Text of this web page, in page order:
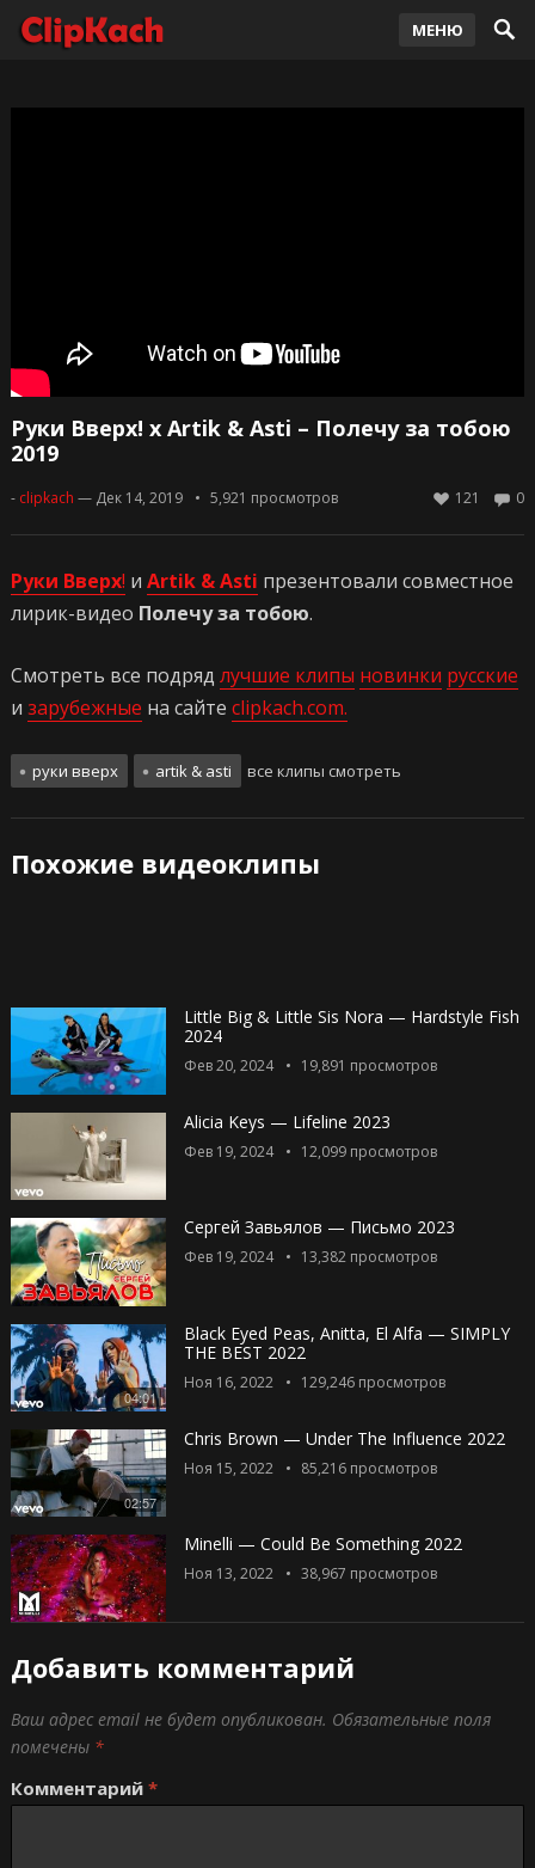
МЕНЮ
Руки Вверх! x Artik & Asti – Полечу за тобою
2019
- clipkach — Дек 14, 2019 5,921 просмотров 0
121
Руки Вверх! и Artik & Asti презентовали совместное
лирик-видео Полечу за тобою.
Смотреть все подряд лучшие клипы новинки русские
и зарубежные на сайте clipkach.com.
руки вверх artik & asti все клипы смотреть
Похожие видеоклипы
Little Big & Little Sis Nora — Hardstyle Fish
2024
Фев 20, 2024 19,891 просмотров
Alicia Keys — Lifeline 2023
Фев 19, 2024 12,099просмотров
Сергей Завьялов — Письмо 2023
Фев 19, 2024 13,382просмотров
04:01
Black Eyed Peas, Anitta, El Alfa — SIMPLY
THE BEST 2022
Ноя 16, 2022 129,246просмотров
02:57
Chris Brown — Under The Influence 2022
Ноя 15, 2022 85,216просмотров
Minelli — Could Be Something 2022
Ноя 13, 2022 38,967 просмотров
Добавить комментарий
Ваш адрес email не будет опубликован. Обязательные поля
помечены *
Комментарий *